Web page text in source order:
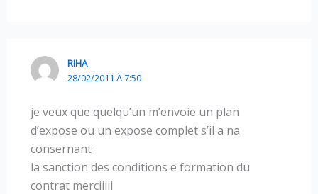
RIHA
28/02/2011 À 7:50
je veux que quelqu’un m’envoie un plan
d’expose ou un expose complet s’il a na
consernant
la sanction des conditions e formation du
contrat merciiiii